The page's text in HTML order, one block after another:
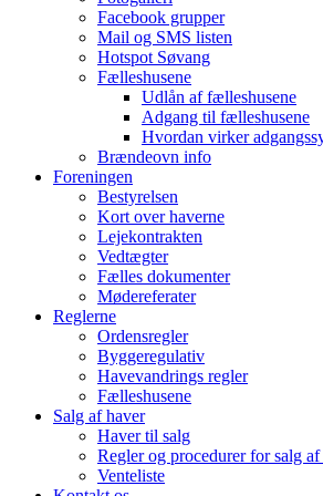
Facebook grupper
Mail og SMS listen
Hotspot Søvang
Fælleshusene
Udlån af fælleshusene
Adgang til fælleshusene
Hvordan virker
Brændeovn info
Foreningen
Bestyrelsen
Kort over haverne
Lejekontrakten
Vedtægter
Fælles dokumenter
Mødereferater
Reglerne
Ordensregler
Byggeregulativ
Havevandrings regler
Fælleshusene
Salg af haver
Haver til salg
Regler og procedurer for salg af
Venteliste